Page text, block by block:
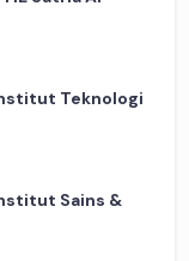
Teknologi
Sains &